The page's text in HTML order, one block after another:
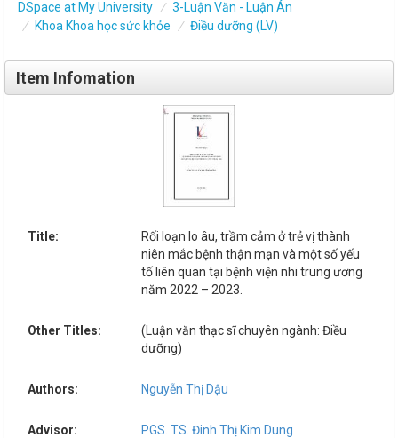
DSpace at My University
3-Luận Văn - Luận Án
Khoa Khoa học sức khỏe
Điều dưỡng (LV)
Item Infomation
Title:
Rối loạn lo âu, trầm cảm ở trẻ vị thành
niên mắc bệnh thận mạn và một số yếu
tố liên quan tại bệnh viện nhi trung ương
năm 2022 – 2023.
Other Titles:
(Luận văn thạc sĩ chuyên ngành: Điều
dưỡng)
Authors: Nguyễn Thị Dậu
Advisor:
PGS. TS. Đinh Thị Kim Dung